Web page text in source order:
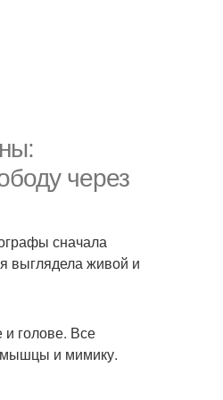
через
сначала
выглядела живой и
голове. Все
мышцы и мимику.